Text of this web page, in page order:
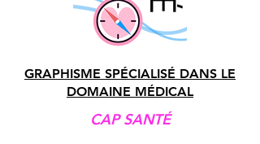
GRAPHISME SPÉCIALISÉ DANS LE
DOMAINE MÉDICAL
CAP SANTÉ